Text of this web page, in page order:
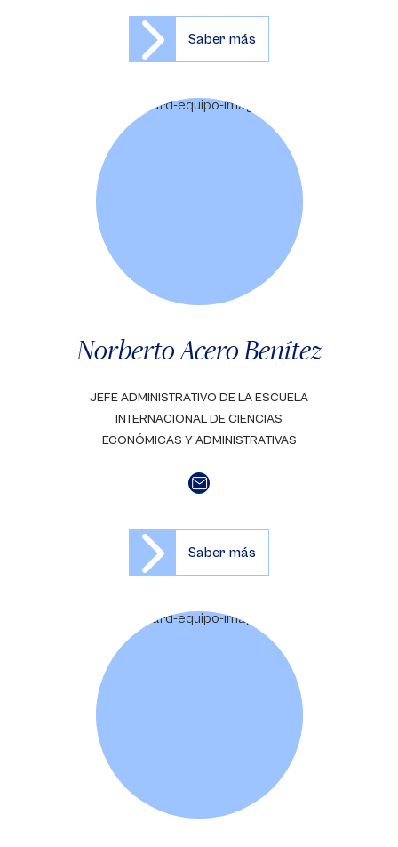
Saber más
Norberto Acero Benítez
JEFE ADMINISTRATIVO DE LA ESCUELA
INTERNACIONAL DE CIENCIAS
ECONÓMICAS Y ADMINISTRATIVAS
Saber más